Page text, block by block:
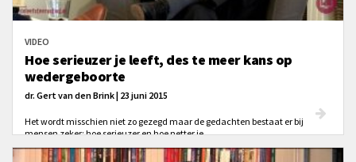
VIDEO
Hoe serieuzer je leeft, des te meer kans op
wedergeboorte
dr. Gert van den Brink | 23 juni 2015
Het wordt misschien niet zo gezegd maar de gedachten bestaat er bij
mensen zeker; hoe serieuzer en hoe netter je
leeft, hoe meer je kans maakt op wedergeboorte. Ds. G.A van de Brink gaat
hier op in: "Dat is echt arminiaans!"